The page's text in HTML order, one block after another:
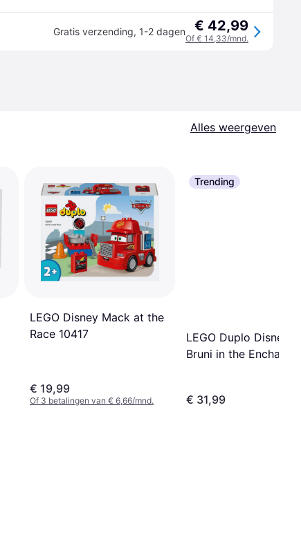
Gratis verzending, 1-2 dagen € 42,99
Of € 14,33/mnd.
Alles weergeven
LEGO Disney Mack at the
Race 10417
€ 19,99
Of 3 betalingen van € 6,66/mnd.
Trending
LEGO Duplo Disney
Bruni in the
€ 31,99